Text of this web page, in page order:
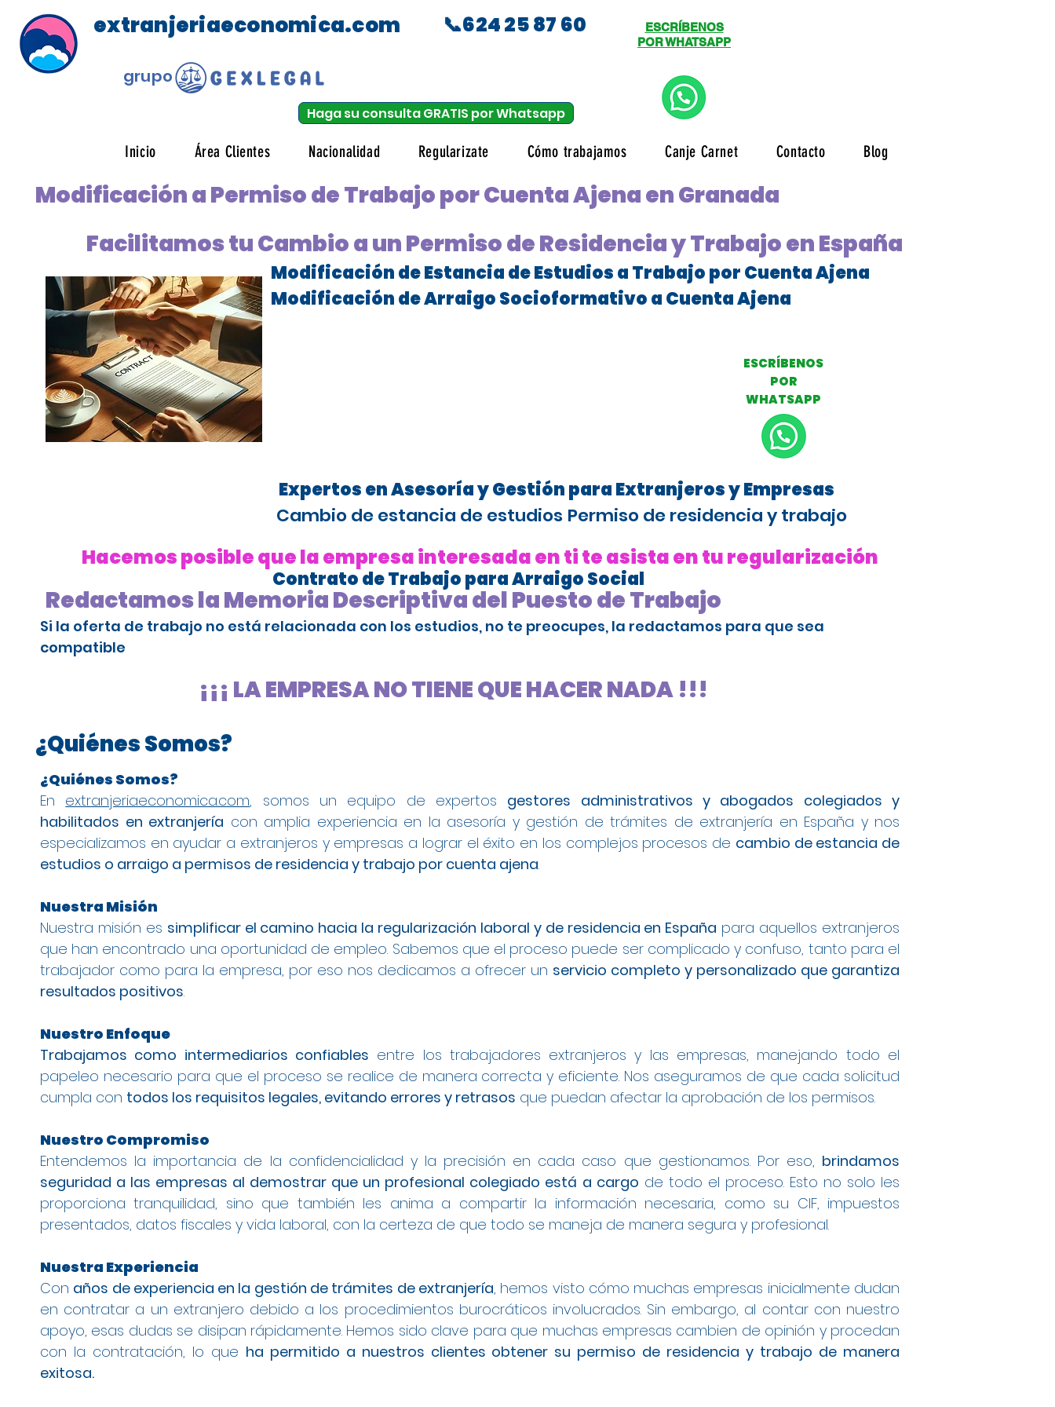
extranjeriaeconomica.com
grupo
📞624 25 87 60
Haga su consulta GRATIS por Whatsapp
ESCRÍBENOS
POR WHATSAPP
Inicio Área Clientes Nacionalidad Regularizate Cómo trabajamos Canje Carnet Contacto Blog
Modificación a Permiso de Trabajo por Cuenta Ajena en Granada
Facilitamos tu Cambio a un Permiso de Residencia y Trabajo en España
Modificación de Estancia de Estudios a Trabajo por Cuenta Ajena
ESCRÍBENOS
POR
WHATSAPP
Modificación de Arraigo Socioformativo a Cuenta Ajena
Expertos en Asesoría y Gestión para Extranjeros y Empresas
Cambio de estancia de estudios Permiso de residencia y trabajo
Contrato de Trabajo para Arraigo Social
Hacemos posible que la empresa interesada en ti te asista en tu regularización
Redactamos la Memoria Descriptiva del Puesto de Trabajo
Si la oferta de trabajo no está relacionada con los estudios, no te preocupes, la redactamos para que sea
compatible
¡¡¡ LA EMPRESA NO TIENE QUE HACER NADA !!!
¿Quiénes Somos?
¿Quiénes Somos?
En extranjeriaeconomica.com, somos un equipo de expertos gestores administrativos y abogados colegiados y
habilitados en extranjería con amplia experiencia en la asesoría y gestión de trámites de extranjería en España y nos
especializamos en ayudar a extranjeros y empresas a lograr el éxito en los complejos procesos de cambio de estancia de
estudios o arraigo a permisos de residencia y trabajo por cuenta ajena.
Nuestra Misión
Nuestra misión es simplificar el camino hacia la regularización laboral y de residencia en España para aquellos extranjeros
que han encontrado una oportunidad de empleo. Sabemos que el proceso puede ser complicado y confuso, tanto para el
trabajador como para la empresa, por eso nos dedicamos a ofrecer un servicio completo y personalizado que garantiza
resultados positivos.
Nuestro Enfoque
Trabajamos como intermediarios confiables entre los trabajadores extranjeros y las empresas, manejando todo el
papeleo necesario para que el proceso se realice de manera correcta y eficiente. Nos aseguramos de que cada solicitud
cumpla con todos los requisitos legales, evitando errores y retrasos que puedan afectar la aprobación de los permisos.
Nuestro Compromiso
Entendemos la importancia de la confidencialidad y la precisión en cada caso que gestionamos. Por eso, brindamos
seguridad a las empresas al demostrar que un profesional colegiado está a cargo de todo el proceso. Esto no solo les
proporciona tranquilidad, sino que también les anima a compartir la información necesaria, como su CIF, impuestos
presentados, datos fiscales y vida laboral, con la certeza de que todo se maneja de manera segura y profesional.
Nuestra Experiencia
Con años de experiencia en la gestión de trámites de extranjería, hemos visto cómo muchas empresas inicialmente dudan
en contratar a un extranjero debido a los procedimientos burocráticos involucrados. Sin embargo, al contar con nuestro
apoyo, esas dudas se disipan rápidamente. Hemos sido clave para que muchas empresas cambien de opinión y procedan
con la contratación, lo que ha permitido a nuestros clientes obtener su permiso de residencia y trabajo de manera
exitosa.